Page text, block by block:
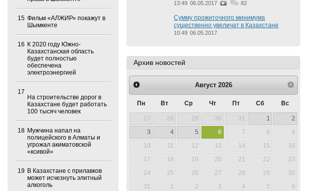
15 Фильм «АЛЖИР» покажут в
Шымкенте
16 К 2020 году Южно-
Казахстанская область
будет полностью
обеспечена
электроэнергией
17
На строительстве дорог в
Казахстане будет работать
100 тысяч человек
18 Мужчина напал на
полицейского в Алматы и
угрожал акиматовской
«ксивой»
19 В Казахстане с прилавков
может исчезнуть элитный
алкоголь
13:49 06.05.2017 82
Сумму прожиточного минимума
существенно увеличат в Казахстане
10:49 06.05.2017
Архив новостей
Август 2026
Пн Вт Ср Чт Пт Сб Вс
27 28 29 30 31 1
2
3
4 5 6 7 8
9
10
11 12 13 14 15
16
17
18 19 20 21 22
23
24
25 26 27 28 29
30
31
1 2 3 4 5 6